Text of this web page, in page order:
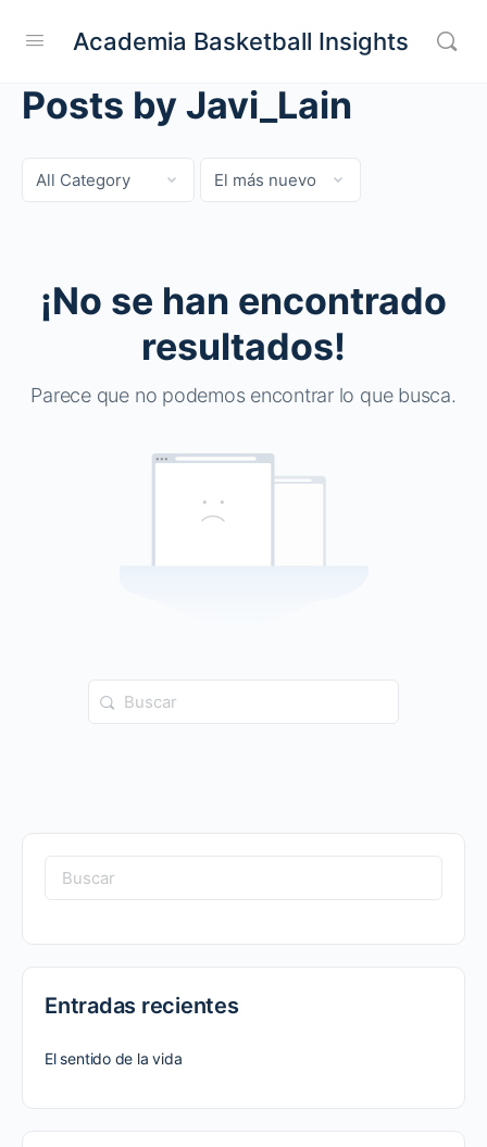
Academia Basketball Insights
Posts by Javi_Lain
Categoría
Sort
by
¡No se han encontrado
resultados!
Parece que no podemos encontrar lo que busca.
Buscar:
Buscar:
Entradas recientes
El sentido de la vida